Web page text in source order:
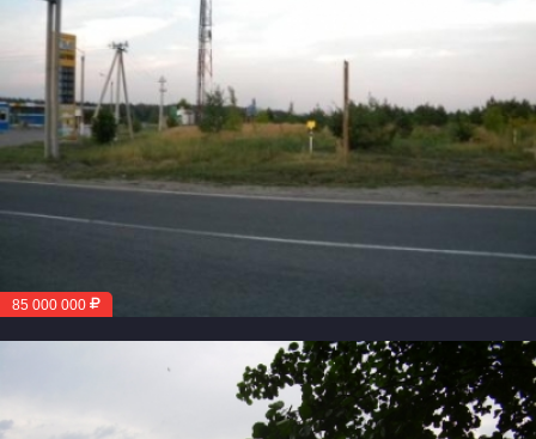
85 000 000